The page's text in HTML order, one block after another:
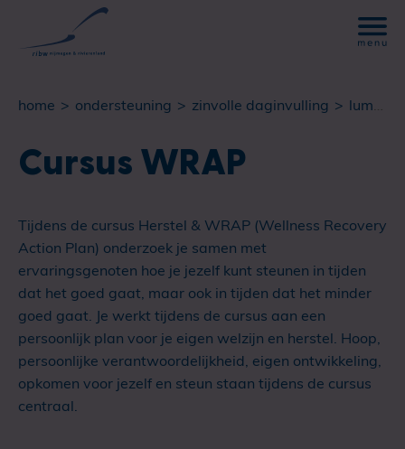
home ondersteuning zinvolle daginvulling lumen: cursus wrap
Cursus WRAP
Tijdens de cursus Herstel & WRAP (Wellness Recovery
Action Plan) onderzoek je samen met
ervaringsgenoten hoe je jezelf kunt steunen in tijden
dat het goed gaat, maar ook in tijden dat het minder
goed gaat. Je werkt tijdens de cursus aan een
persoonlijk plan voor je eigen welzijn en herstel. Hoop,
persoonlijke verantwoordelijkheid, eigen ontwikkeling,
opkomen voor jezelf en steun staan tijdens de cursus
centraal.